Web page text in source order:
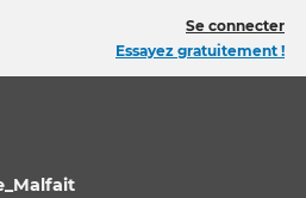
Se connecter
Essayez gratuitement !